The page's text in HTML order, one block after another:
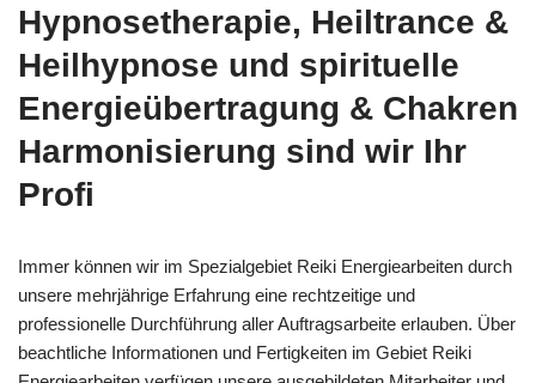
Hypnosetherapie, Heiltrance &
Heilhypnose und spirituelle
Energieübertragung & Chakren
Harmonisierung sind wir Ihr
Profi
Immer können wir im Spezialgebiet Reiki Energiearbeiten durch
unsere mehrjährige Erfahrung eine rechtzeitige und
professionelle Durchführung aller Auftragsarbeite erlauben. Über
beachtliche Informationen und Fertigkeiten im Gebiet Reiki